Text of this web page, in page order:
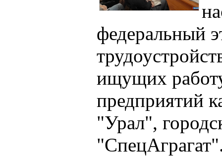
федеральный
ищущих
предприятий
"Урал",